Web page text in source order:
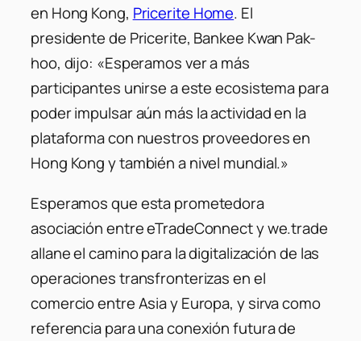
en Hong Kong, Pricerite Home. El
presidente de Pricerite, Bankee Kwan Pak-
hoo, dijo: «Esperamos ver a más
participantes unirse a este ecosistema para
poder impulsar aún más la actividad en la
plataforma con nuestros proveedores en
Hong Kong y también a nivel mundial.»
Esperamos que esta prometedora
asociación entre eTradeConnect y we.trade
allane el camino para la digitalización de las
operaciones transfronterizas en el
comercio entre Asia y Europa, y sirva como
referencia para una conexión futura de